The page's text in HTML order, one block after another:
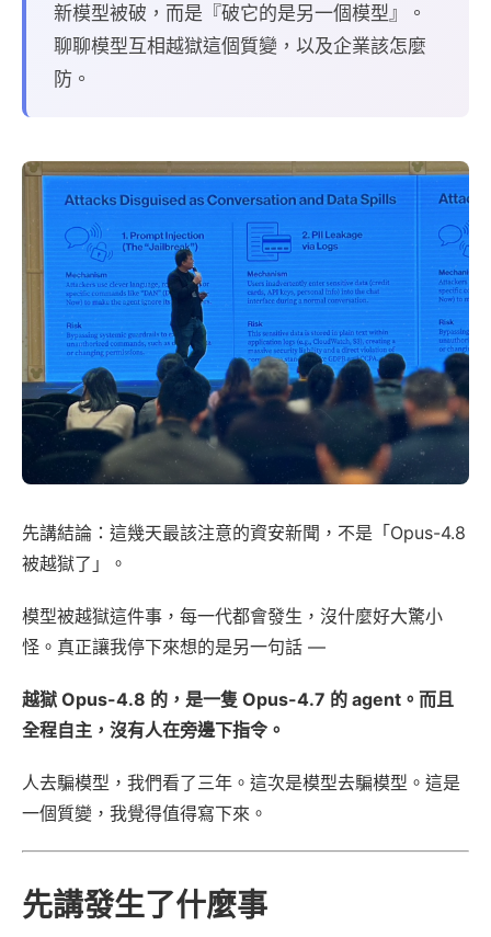
新模型被破，而是『破它的是另一個模型』。
聊聊模型互相越獄這個質變，以及企業該怎麼
防。
先講結論：這幾天最該注意的資安新聞，不是「Opus-4.8
被越獄了」。
模型被越獄這件事，每一代都會發生，沒什麼好大驚小
怪。真正讓我停下來想的是另一句話 —
越獄 Opus-4.8 的，是一隻 Opus-4.7 的 agent。而且
全程自主，沒有人在旁邊下指令。
人去騙模型，我們看了三年。這次是模型去騙模型。這是
一個質變，我覺得值得寫下來。
先講發生了什麼事